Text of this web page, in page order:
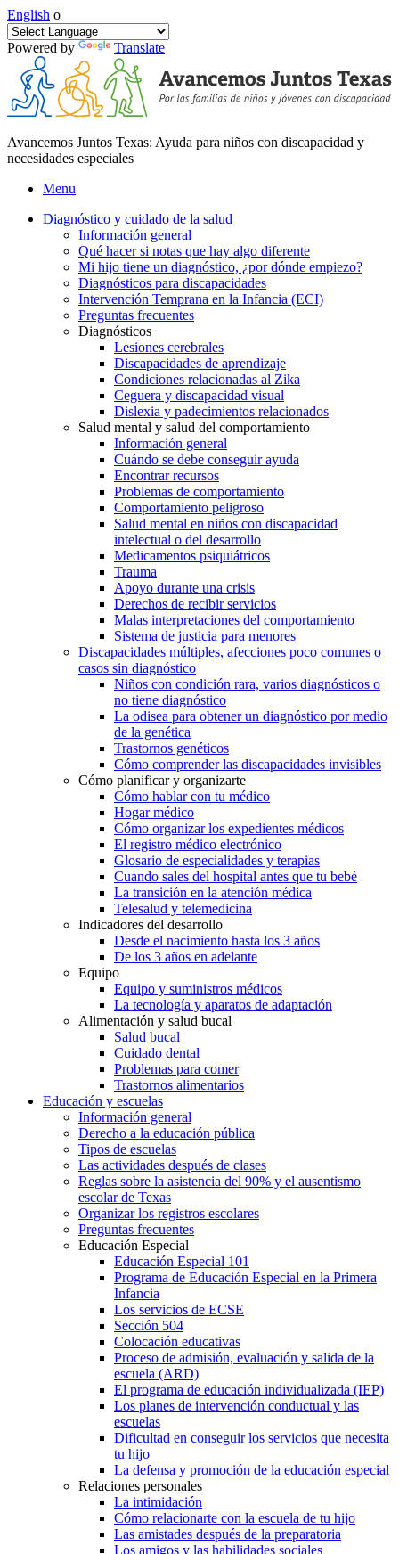
English o
Powered by Translate
Avancemos Juntos Texas: Ayuda para niños con discapacidad y
necesidades especiales
Menu
Diagnóstico y cuidado de la salud
Información general
Qué hacer si notas que hay algo diferente
Mi hijo tiene un diagnóstico, ¿por dónde empiezo?
Diagnósticos para discapacidades
Intervención Temprana en la Infancia (ECI)
Preguntas frecuentes
Diagnósticos
Lesiones cerebrales
Discapacidades de aprendizaje
Condiciones relacionadas al Zika
Ceguera y discapacidad visual
Dislexia y padecimientos relacionados
Salud mental y salud del comportamiento
Información general
Cuándo se debe conseguir ayuda
Encontrar recursos
Problemas de comportamiento
Comportamiento peligroso
Salud mental en niños con discapacidad
intelectual o del desarrollo
Medicamentos psiquiátricos
Trauma
Apoyo durante una crisis
Derechos de recibir servicios
Malas interpretaciones del comportamiento
Sistema de justicia para menores
Discapacidades múltiples, afecciones poco comunes o
casos sin diagnóstico
Niños con condición rara, varios diagnósticos o
no tiene diagnóstico
La odisea para obtener un diagnóstico por medio
de la genética
Trastornos genéticos
Cómo comprender las discapacidades invisibles
Cómo planificar y organizarte
Cómo hablar con tu médico
Hogar médico
Cómo organizar los expedientes médicos
El registro médico electrónico
Glosario de especialidades y terapias
Cuando sales del hospital antes que tu bebé
La transición en la atención médica
Telesalud y telemedicina
Indicadores del desarrollo
Desde el nacimiento hasta los 3 años
De los 3 años en adelante
Equipo
Equipo y suministros médicos
La tecnología y aparatos de adaptación
Alimentación y salud bucal
Salud bucal
Cuidado dental
Problemas para comer
Trastornos alimentarios
Educación y escuelas
Información general
Derecho a la educación pública
Tipos de escuelas
Las actividades después de clases
Reglas sobre la asistencia del 90% y el ausentismo
escolar de Texas
Organizar los registros escolares
Preguntas frecuentes
Educación Especial
Educación Especial 101
Programa de Educación Especial en la Primera
Infancia
Los servicios de ECSE
Sección 504
Colocación educativas
Proceso de admisión, evaluación y salida de la
escuela (ARD)
El programa de educación individualizada (IEP)
Los planes de intervención conductual y las
escuelas
Dificultad en conseguir los servicios que necesita
tu hijo
La defensa y promoción de la educación especial
Relaciones personales
La intimidación
Cómo relacionarte con la escuela de tu hijo
Las amistades después de la preparatoria
Los amigos y las habilidades sociales